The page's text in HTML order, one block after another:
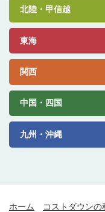
北陸・甲信越
東海
関西
中国・四国
九州・沖縄
ホーム コストダウンの